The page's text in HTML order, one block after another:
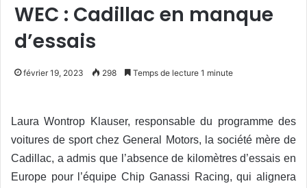
WEC : Cadillac en manque
d’essais
février 19, 2023 298 Temps de lecture 1 minute
Laura Wontrop Klauser, responsable du programme des
voitures de sport chez General Motors, la société mère de
Cadillac, a admis que l’absence de kilomètres d’essais en
Europe pour l’équipe Chip Ganassi Racing, qui alignera